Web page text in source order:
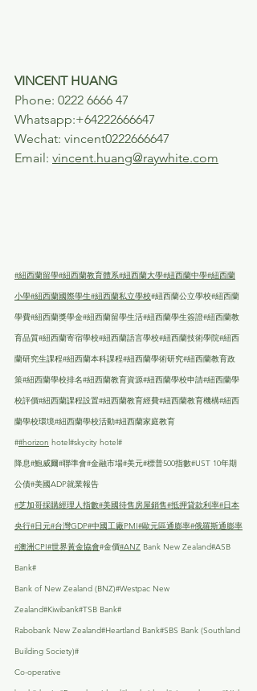
VINCENT HUANG
Phone: 0222 6666 47
Whatsapp:+64222666647
Wechat: vincent0222666647
Email: vincent.huang@raywhite.com
#紐西蘭留學#紐西蘭教育體系#紐西蘭大學#紐西蘭中學#紐西蘭
小學#紐西蘭國際學生#紐西蘭私立學校#紐西蘭公立學校#紐西蘭
學費#紐西蘭獎學金#紐西蘭留學生活#紐西蘭學生簽證#紐西蘭教
育品質#紐西蘭寄宿學校#紐西蘭語言學校#紐西蘭技術學院#紐西
蘭研究生課程#紐西蘭本科課程#紐西蘭學術研究#紐西蘭教育政
策#紐西蘭學校排名#紐西蘭教育資源#紐西蘭學校申請#紐西蘭學
校評價#紐西蘭課程設置#紐西蘭教育經費#紐西蘭教育機構#紐西
蘭學校環境#紐西蘭學校活動#紐西蘭家庭教育
##horizon hotel#skycity hotel#
降息#鮑威爾#聯準會#金融市場#美元#標普500指數#UST 10年期
公債#美國ADP就業報告
#芝加哥採購經理人指數#美國待售房屋銷售#抵押貸款利率#日本
央行#日元#台灣GDP#中國工廠PMI#歐元區通膨率#俄羅斯通膨率
#澳洲CPI#世界黃金協會#金價#ANZ Bank New Zealand#ASB
Bank#
Bank of New Zealand (BNZ)#Westpac New
Zealand#Kiwibank#TSB Bank#
Rabobank New Zealand#Heartland Bank#SBS Bank (Southland
Building Society)#
Co-operative